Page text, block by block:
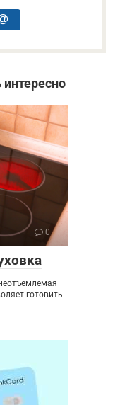
0
готовить